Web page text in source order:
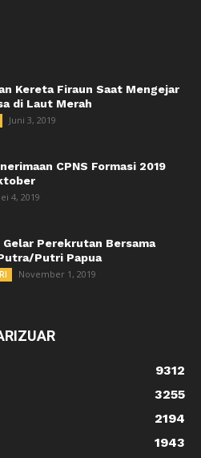
Kereta Firaun Saat Mengejar
di Laut Merah
Juni 3, 2019
CPNS Formasi 2019
4, 2019
Gelar Perekrutan Bersama
Putri Papua
November 1, 2019
9312
3255
2194
1943